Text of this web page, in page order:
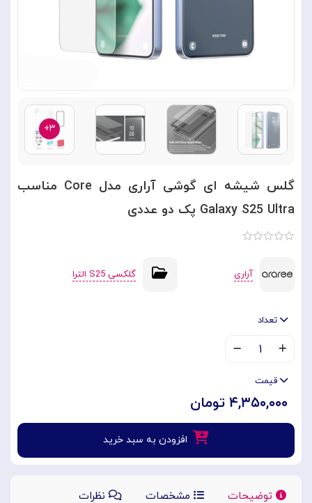
۳+
گلس شیشه ای گوشی آراری مدل Core مناسب
Galaxy S25 Ultra پک دو عددی
آراری گلکسی S25 الترا
تعداد
۱
قیمت
۴,۳۵۰,۰۰۰ تومان
افزودن به سبد خرید
توضیحات مشخصات نظرات